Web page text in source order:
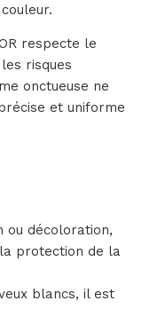
respecte le
risques
onctueuse ne
et uniforme
ou décoloration,
la protection de la
blancs, il est